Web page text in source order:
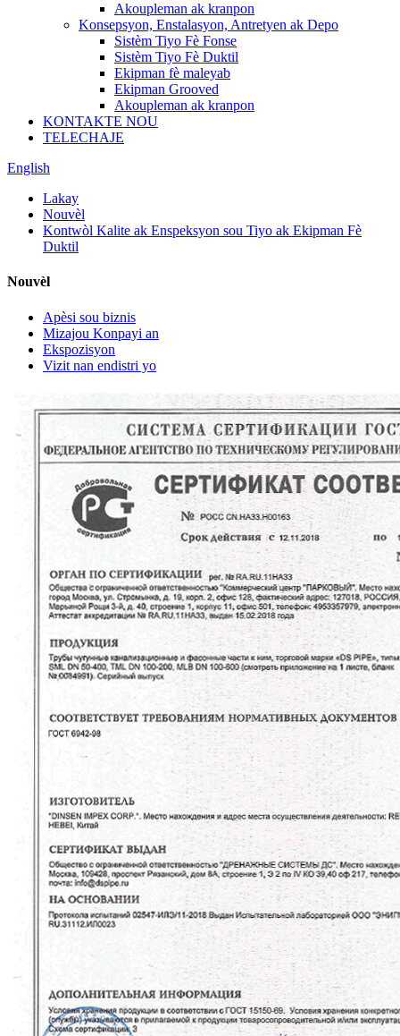
Akoupleman ak kranpon
Konsepsyon, Enstalasyon, Antretyen ak Depo
Sistèm Tiyo Fè Fonse
Sistèm Tiyo Fè Duktil
Ekipman fè maleyab
Ekipman Grooved
Akoupleman ak kranpon
KONTAKTE NOU
TELECHAJE
English
Lakay
Nouvèl
Kontwòl Kalite ak Enspeksyon sou Tiyo ak Ekipman Fè
Duktil
Nouvèl
Apèsi sou biznis
Mizajou Konpayi an
Ekspozisyon
Vizit nan endistri yo